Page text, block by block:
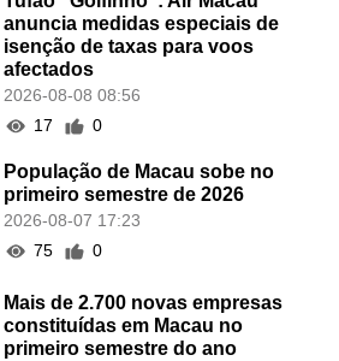
anuncia medidas especiais de
isenção de taxas para voos
afectados
2026-08-08 08:56
17
0
População de Macau sobe no
primeiro semestre de 2026
2026-08-07 17:23
75
0
Mais de 2.700 novas empresas
constituídas em Macau no
primeiro semestre do ano